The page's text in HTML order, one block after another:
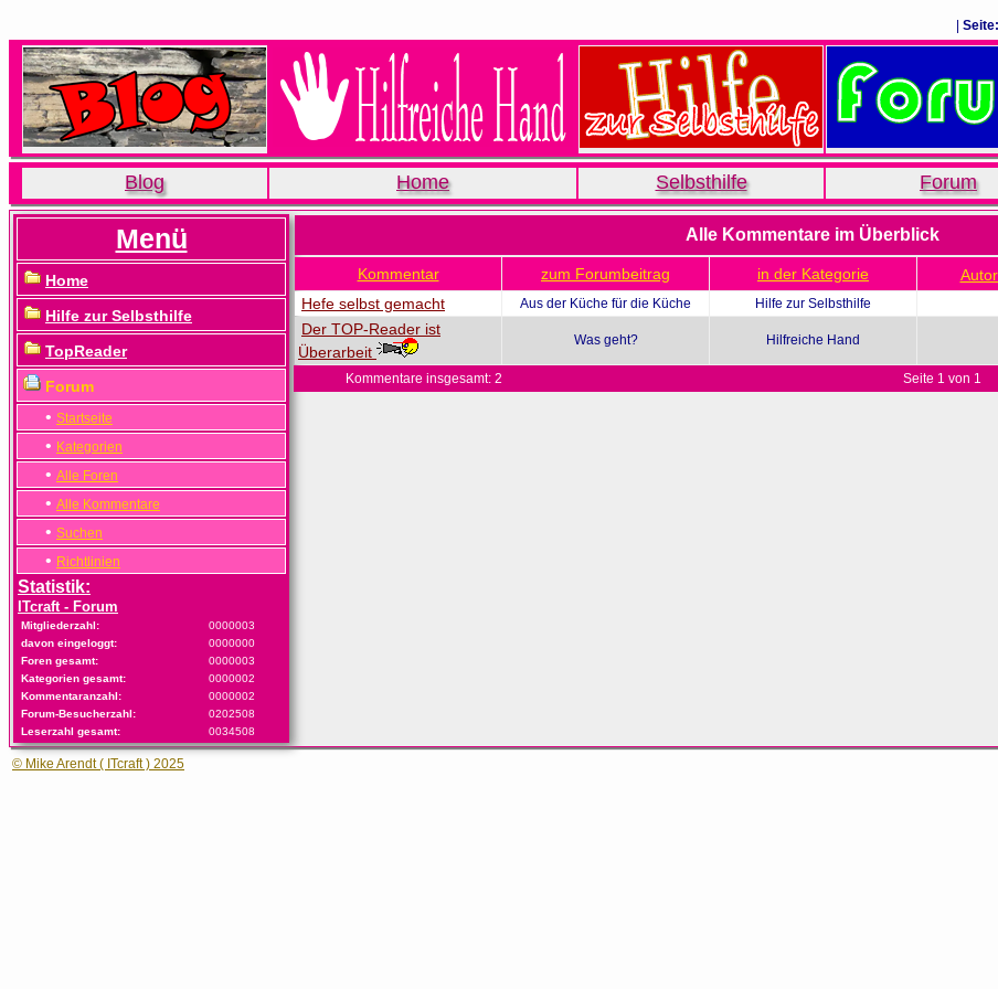
Seite:
Blog Home Selbsthilfe Forum
Menü
Home
Hilfe zur Selbsthilfe
TopReader
Forum
• Startseite
• Kategorien
• Alle Foren
• Alle Kommentare
• Suchen
• Richtlinien
Statistik:
ITcraft - Forum
Mitgliederzahl:
0000003
davon eingeloggt:
0000000
Foren gesamt:
0000003
Kategorien gesamt:
0000002
Kommentaranzahl:
0000002
Forum-Besucherzahl:
0202508
Leserzahl gesamt:
0034508
Alle Kommentare im Überblick
Kommentar zum Forumbeitrag in der Kategorie
Hefe selbst gemacht
Aus der Küche für die Küche Hilfe zur Selbsthilfe
Der TOP-Reader ist
Überarbeit
Was geht? Hilfreiche Hand
Kommentare insgesamt: 2 Seite 1 von 1
© Mike Arendt ( ITcraft ) 2025